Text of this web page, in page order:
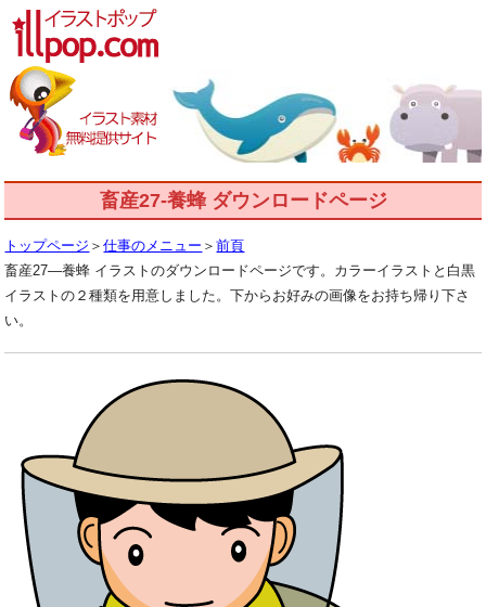
畜産27-養蜂 ダウンロードページ
トップページ ＞仕事のメニュー ＞前頁
畜産27―養蜂 イラストのダウンロードページです。カラーイラストと白黒
イラストの２種類を用意しました。下からお好みの画像をお持ち帰り下さ
い。